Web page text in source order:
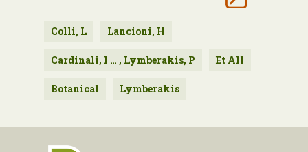
Colli, L Lancioni, H
Cardinali, I … , Lymberakis, P Et All
Botanical Lymberakis